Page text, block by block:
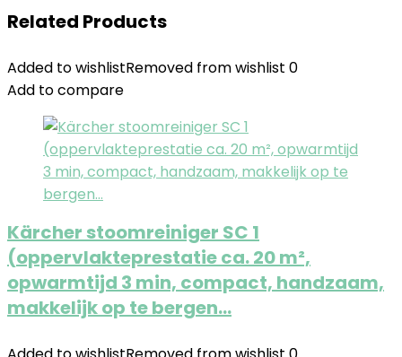
Related Products
Added to wishlistRemoved from wishlist 0
Add to compare
Kärcher stoomreiniger SC 1
(oppervlakteprestatie ca. 20 m²,
opwarmtijd 3 min, compact, handzaam,
makkelijk op te bergen…